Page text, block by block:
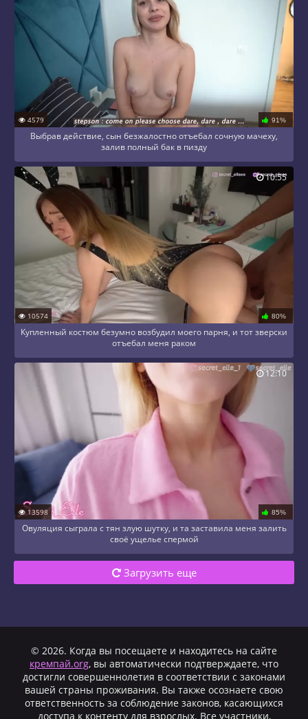
4579 91%
Выбрав действие, сын безжалостно отъебал сочную мачеху,
залив полный бак в пизду
10574 80%
Купленный костюм безумно возбудил моего парня, и тот зверски
отъебал меня раком
10:55
13598 85%
Овуляция сыграла с тян злую шутку, и та заставила меня залить
своё ущелье спермой
12:10
Загрузить еще
© 2026. Когда вы посещаете и находитесь на сайте
кремпай.org, вы автоматически подтверждаете, что
достигли совершеннолетия в соответствии с законами
вашей страны проживания. Вы также осознаете свою
ответственность за соблюдение законов, касающихся
доступа к контенту для взрослых. Все участники,